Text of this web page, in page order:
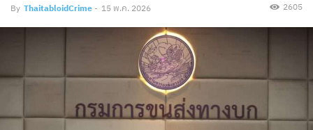
By ThaitabloidCrime - 15 พ.ค. 2026 2605